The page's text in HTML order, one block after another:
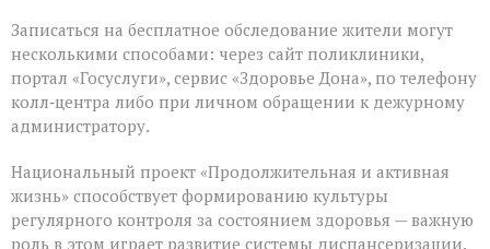
Записаться на бесплатное обследование жители могут
несколькими способами: через сайт поликлиники,
портал «Госуслуги», сервис «Здоровье Дона», по телефону
колл‑центра либо при личном обращении к дежурному
администратору.
Национальный проект «Продолжительная и активная
жизнь» способствует формированию культуры
регулярного контроля за состоянием здоровья — важную
роль в этом играет развитие системы диспансеризации.